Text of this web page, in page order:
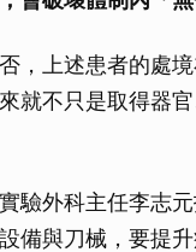
，上述患者的處
就不只是取得器
驗外科主任李志
備與刀械，要提